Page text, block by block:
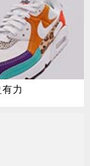
力